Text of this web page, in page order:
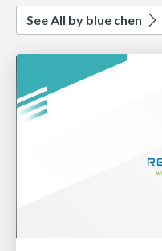
See All by blue chen